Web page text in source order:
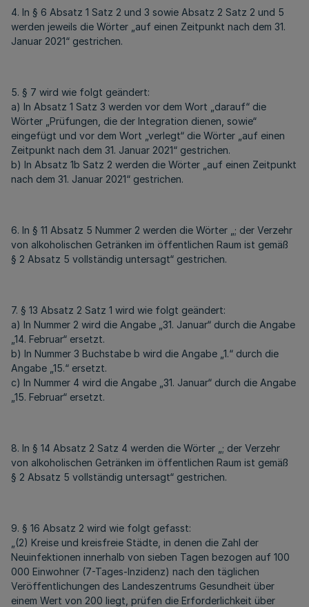
4. In § 6 Absatz 1 Satz 2 und 3 sowie Absatz 2 Satz 2 und 5
werden jeweils die Wörter „auf einen Zeitpunkt nach dem 31.
Januar 2021“ gestrichen.
5. § 7 wird wie folgt geändert:
a) In Absatz 1 Satz 3 werden vor dem Wort „darauf“ die
Wörter „Prüfungen, die der Integration dienen, sowie“
eingefügt und vor dem Wort „verlegt“ die Wörter „auf einen
Zeitpunkt nach dem 31. Januar 2021“ gestrichen.
b) In Absatz 1b Satz 2 werden die Wörter „auf einen Zeitpunkt
nach dem 31. Januar 2021“ gestrichen.
6. In § 11 Absatz 5 Nummer 2 werden die Wörter „; der Verzehr
von alkoholischen Getränken im öffentlichen Raum ist gemäß
§ 2 Absatz 5 vollständig untersagt“ gestrichen.
7. § 13 Absatz 2 Satz 1 wird wie folgt geändert:
a) In Nummer 2 wird die Angabe „31. Januar“ durch die Angabe
„14. Februar“ ersetzt.
b) In Nummer 3 Buchstabe b wird die Angabe „1.“ durch die
Angabe „15.“ ersetzt.
c) In Nummer 4 wird die Angabe „31. Januar“ durch die Angabe
„15. Februar“ ersetzt.
8. In § 14 Absatz 2 Satz 4 werden die Wörter „; der Verzehr
von alkoholischen Getränken im öffentlichen Raum ist gemäß
§ 2 Absatz 5 vollständig untersagt“ gestrichen.
9. § 16 Absatz 2 wird wie folgt gefasst:
„(2) Kreise und kreisfreie Städte, in denen die Zahl der
Neuinfektionen innerhalb von sieben Tagen bezogen auf 100
000 Einwohner (7-Tages-Inzidenz) nach den täglichen
Veröffentlichungen des Landeszentrums Gesundheit über
einem Wert von 200 liegt, prüfen die Erforderlichkeit über